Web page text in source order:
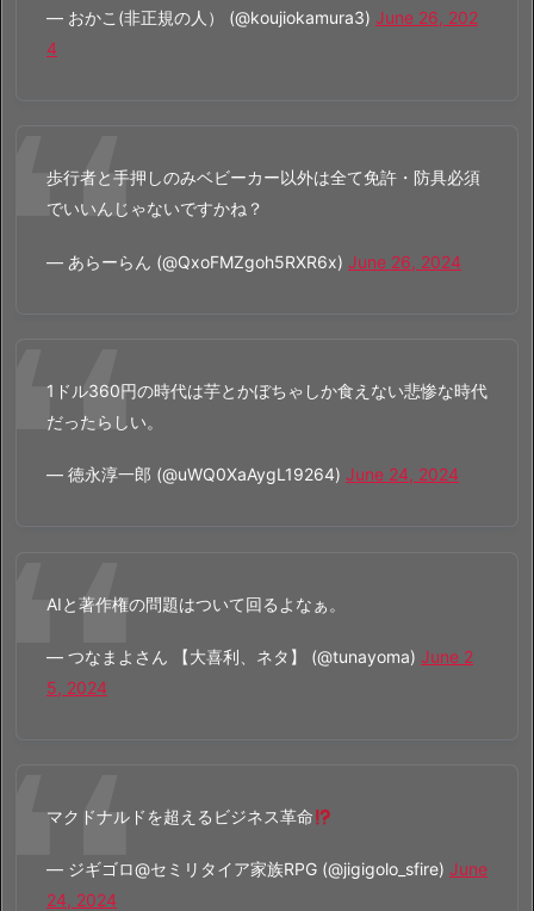
— おかこ(非正規の人） (@koujiokamura3) June 26, 202
4
歩行者と手押しのみベビーカー以外は全て免許・防具必須
でいいんじゃないですかね？
— あらーらん (@QxoFMZgoh5RXR6x) June 26, 2024
1ドル360円の時代は芋とかぼちゃしか食えない悲惨な時代
だったらしい。
— 徳永淳一郎 (@uWQ0XaAygL19264) June 24, 2024
AIと著作権の問題はついて回るよなぁ。
— つなまよさん 【大喜利、ネタ】 (@tunayoma) June 2
5, 2024
マクドナルドを超えるビジネス革命
— ジギゴロ@セミリタイア家族RPG (@jigigolo_sfire) June
24, 2024